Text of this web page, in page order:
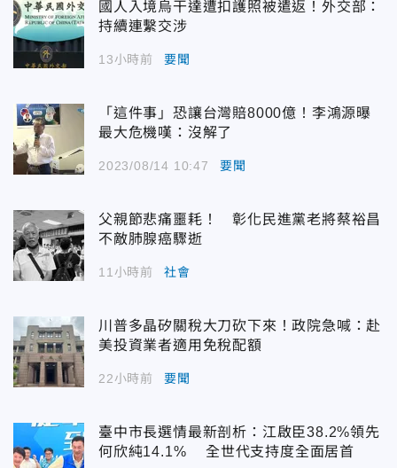
國人入境烏干達遭扣護照被遣返！外交部：
持續連繫交涉
13小時前 要聞
「這件事」恐讓台灣賠8000億！李鴻源曝
最大危機嘆：沒解了
2023/08/14 10:47 要聞
父親節悲痛噩耗！ 彰化民進黨老將蔡裕昌
不敵肺腺癌驟逝
11小時前 社會
川普多晶矽關稅大刀砍下來！政院急喊：赴
美投資業者適用免稅配額
22小時前 要聞
臺中市長選情最新剖析：江啟臣38.2%領先
何欣純14.1% 全世代支持度全面居首